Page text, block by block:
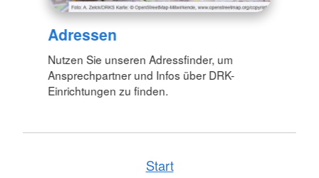
Adressen
Nutzen Sie unseren Adressfinder, um
Ansprechpartner und Infos über DRK-
Einrichtungen zu finden.
Start